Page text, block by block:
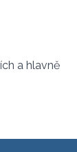
a hlavně